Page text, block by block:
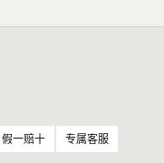
假一赔十 专属客服